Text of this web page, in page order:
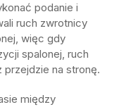
podanie i
ruch zwrotnicy
więc gdy
spalonej, ruch
na stronę.
między